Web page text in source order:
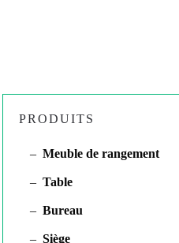
PRODUITS
Meuble de rangement
Table
Bureau
Siège